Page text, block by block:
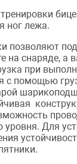
ног лежа.
позволяют
на снаряде, а
при
с помощью
Для